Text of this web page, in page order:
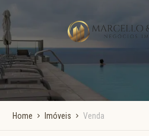
Home Imóveis Venda